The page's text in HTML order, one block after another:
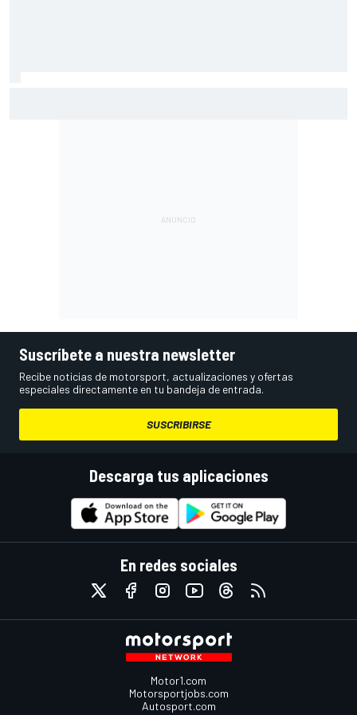
Suscríbete a nuestra newsletter
Recibe noticias de motorsport, actualizaciones y ofertas
especiales directamente en tu bandeja de entrada.
SUSCRIBIRSE
Descarga tus aplicaciones
En redes sociales
Motor1.com
Motorsportjobs.com
Autosport.com